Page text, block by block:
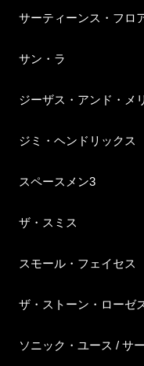
サーティーンス・フロ
サン・ラ
ジーザス・アンド・メ
ジミ・ヘンドリックス
スペースメン3
ザ・スミス
スモール・フェイセス
ザ・ストーン・ローゼ
ソニック・ユース / サ